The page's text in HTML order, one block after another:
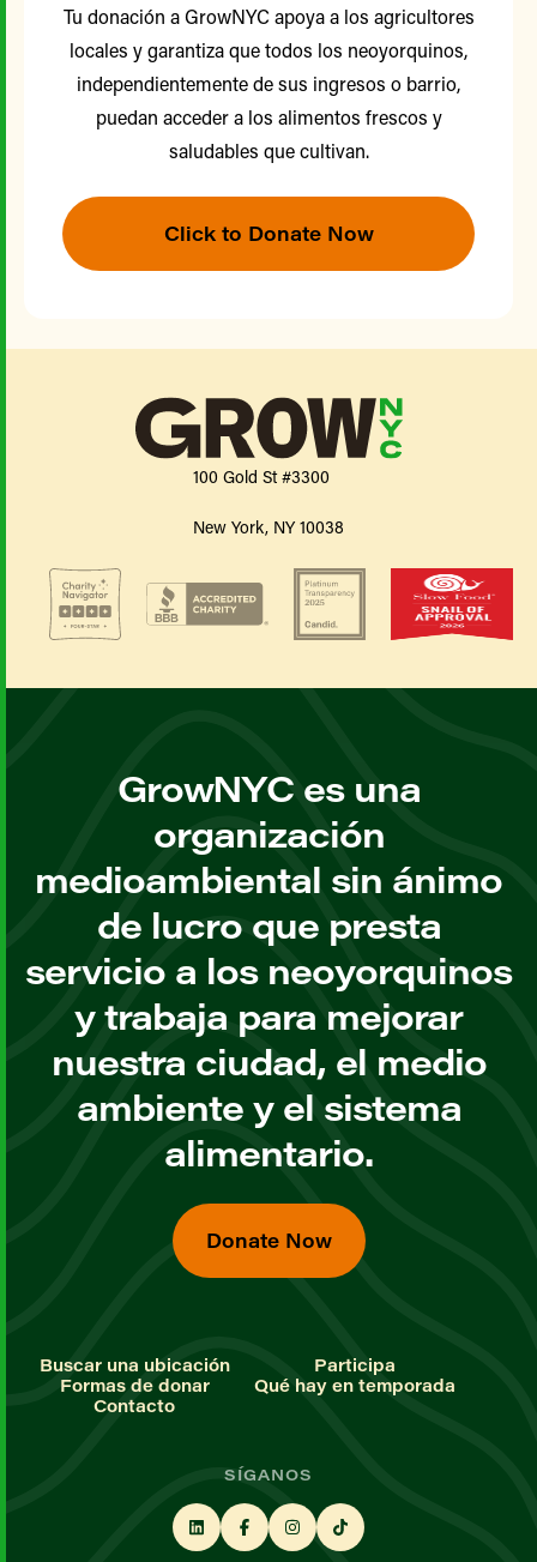
Tu donación a GrowNYC apoya a los agricultores
locales y garantiza que todos los neoyorquinos,
independientemente de sus ingresos o barrio,
puedan acceder a los alimentos frescos y
saludables que cultivan.
Click to Donate Now
100 Gold St #3300
New York, NY 10038
GrowNYC es una
organización
medioambiental sin ánimo
de lucro que presta
servicio a los neoyorquinos
y trabaja para mejorar
nuestra ciudad, el medio
ambiente y el sistema
alimentario.
Donate Now
Buscar una ubicación
Participa
Formas de donar
Qué hay en temporada
Contacto
SÍGANOS